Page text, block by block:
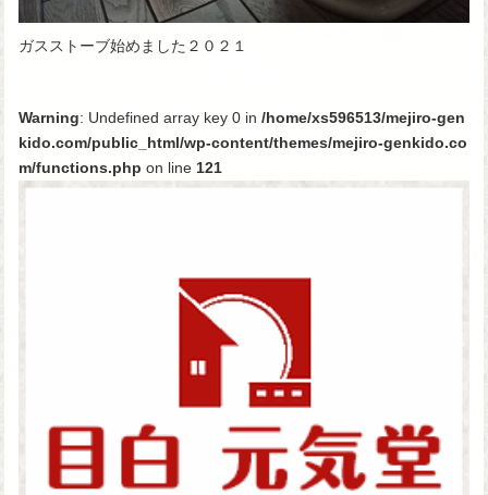
ガスストーブ始めました２０２１
Warning: Undefined array key 0 in /home/xs596513/mejiro-gen
kido.com/public_html/wp-content/themes/mejiro-genkido.co
m/functions.php on line 121